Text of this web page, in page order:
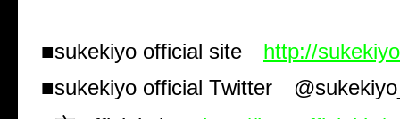
■sukekiyo official site
http://
■sukekiyo official Twitter